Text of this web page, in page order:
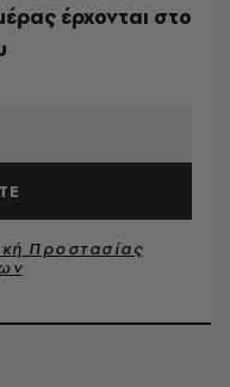
έρχονται στο
Προστασίας